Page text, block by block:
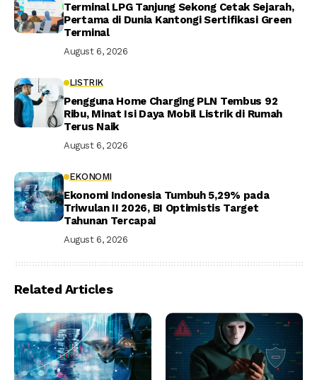
Terminal LPG Tanjung Sekong Cetak Sejarah,
Pertama di Dunia Kantongi Sertifikasi Green
Terminal
August 6, 2026
LISTRIK
Pengguna Home Charging PLN Tembus 92
Ribu, Minat Isi Daya Mobil Listrik di Rumah
Terus Naik
August 6, 2026
EKONOMI
Ekonomi Indonesia Tumbuh 5,29% pada
Triwulan II 2026, BI Optimistis Target
Tahunan Tercapai
August 6, 2026
Related Articles